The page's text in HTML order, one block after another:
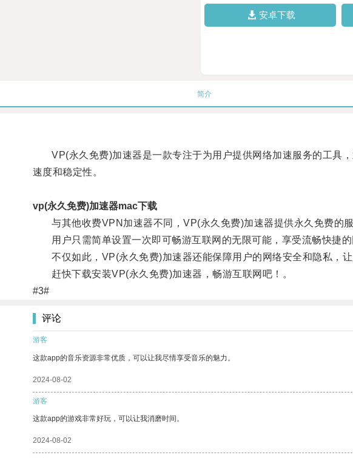
安卓下载
简介
VP(永久免费)加速器是一款专注于为用户提供网络加速服务的工具，
速度和稳定性。
vp(永久免费)加速器mac下载
与其他收费VPN加速器不同，VP(永久免费)加速器提供永久免费的服
用户只需简单设置一次即可畅游互联网的无限可能，享受流畅快捷的
不仅如此，VP(永久免费)加速器还能保障用户的网络安全和隐私，让
赶快下载安装VP(永久免费)加速器，畅游互联网吧！。
#3#
评论
游客
这款app的音乐资源非常优质，可以让我尽情享受音乐的魅力。
2024-08-02
游客
这款app的游戏非常好玩，可以让我消磨时间。
2024-08-02